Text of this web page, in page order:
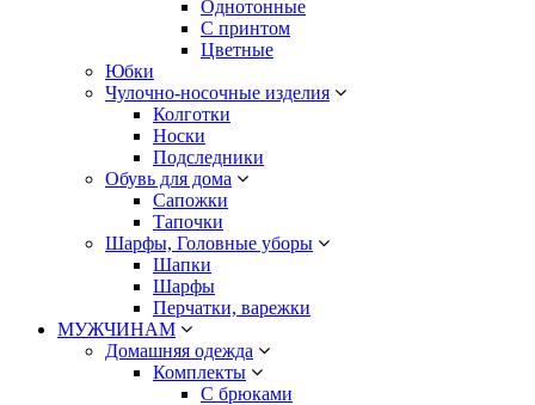
Однотонные
С принтом
Цветные
Юбки
Чулочно-носочные изделия
Колготки
Носки
Подследники
Обувь для дома
Сапожки
Тапочки
Шарфы, Головные уборы
Шапки
Шарфы
Перчатки, варежки
МУЖЧИНАМ
Домашняя одежда
Комплекты
С брюками